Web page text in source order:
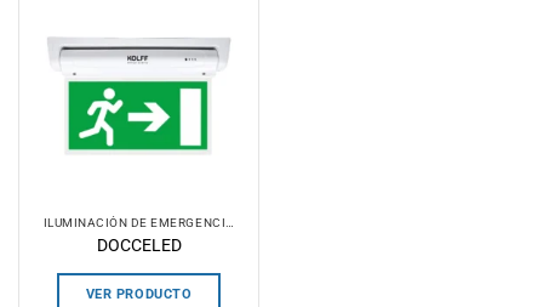
DOCCELED
VER PRODUCTO